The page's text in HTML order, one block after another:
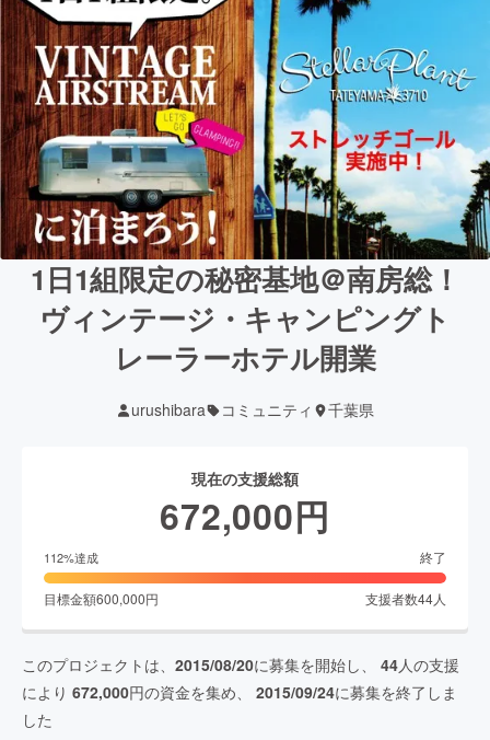
1日1組限定の秘密基地＠南房総！
ヴィンテージ・キャンピングト
レーラーホテル開業
urushibara コミュニティ 千葉県
現在の支援総額
672,000円
112%達成 終了
目標金額600,000円 支援者数44人
このプロジェクトは、 2015/08/20に募集を開始し、 44人の支援
により 672,000円の資金を集め、 2015/09/24に募集を終了しま
した